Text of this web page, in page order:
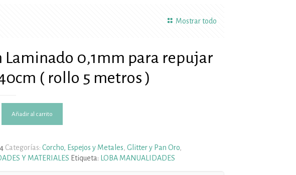
Mostrar todo
Laminado 0,1mm para repujar
( rollo 5 metros )
Añadir al carrito
Categorías: Corcho, Espejos y Metales Glitter y Pan Oro,
Y MATERIALES Etiqueta: LOBA MANUALIDADES